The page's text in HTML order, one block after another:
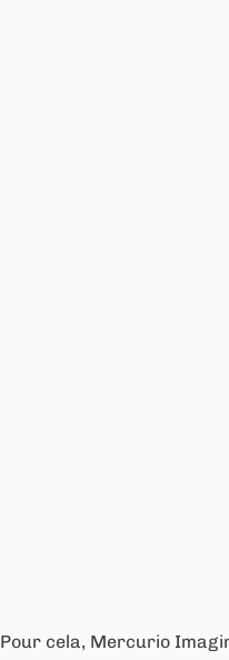
Pour cela, Mercurio